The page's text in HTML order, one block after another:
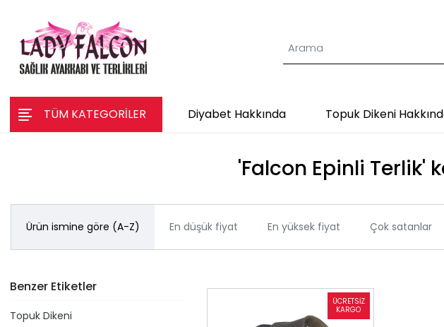
TÜM KATEGORİLER Diyabet Hakkında Topuk Dikeni
'Falcon Epinli Terlik'
Ürün ismine göre (A-Z) En düşük fiyat En yüksek fiyat Çok satanlar
Benzer Etiketler
Topuk Dikeni